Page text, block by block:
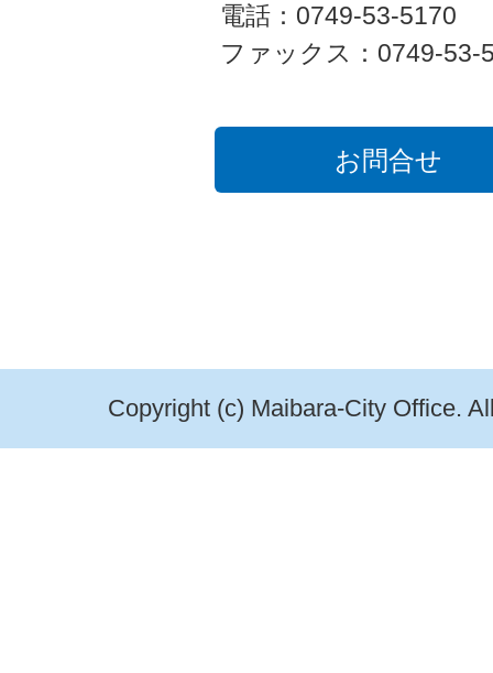
電話：0749-53-5170
ファックス：0749-53-
お問合せ
Copyright (c) Maibara-City Office.